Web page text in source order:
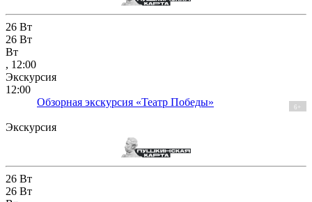
26 Вт
26 Вт
Вт
, 12:00
Экскурсия
12:00
Обзорная экскурсия «Театр Победы»
6+
Экскурсия
26 Вт
26 Вт